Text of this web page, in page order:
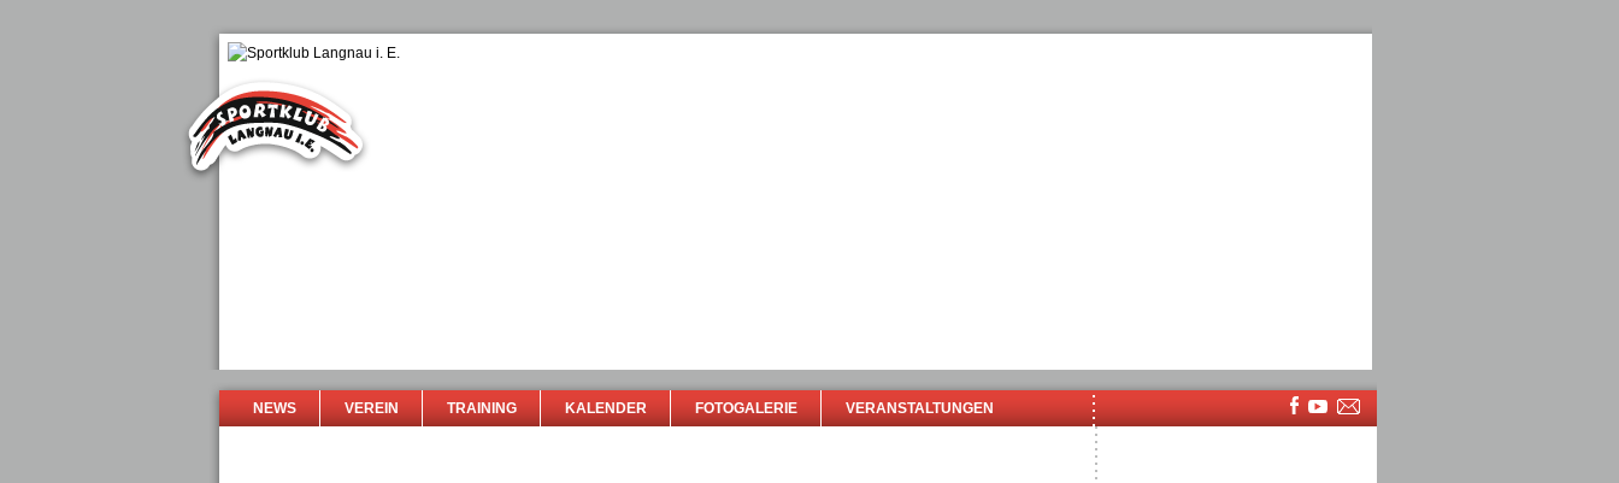
NEWS VEREIN TRAINING KALENDER FOTOGALERIE VERANSTALTUNGEN